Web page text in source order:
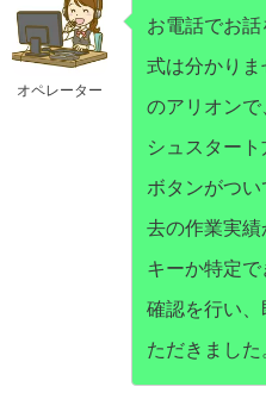
オペレーター
お電話でお
式は分かり
のアリオン
シュスター
ボタンがつ
去の作業実績
キーか特定
確認を行い
ただきました